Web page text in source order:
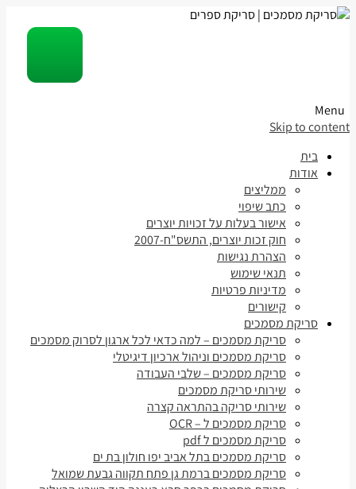
Skip to content
בית
אודות
ממליצים
כתב שיפוי
אישור בעלות על זכויות יוצרים
חוק זכות יוצרים, התשס"ח-2007
הצהרת נגישות
תנאי שימוש
מדיניות פרטיות
קישורים
סריקת מסמכים
סריקת מסמכים – למה כדאי לכל ארגון לסרוק מסמכים
סריקת מסמכים וניהול ארכיון דיגיטלי
סריקת מסמכים – שלבי העבודה
שירותי סריקת מסמכים
שירותי סריקה בהתראה קצרה
סריקת מסמכים ל – OCR
סריקת מסמכים ל pdf
סריקת מסמכים בתל אביב יפו חולון בת ים
סריקת מסמכים ברמת גן פתח תקווה גבעת שמואל